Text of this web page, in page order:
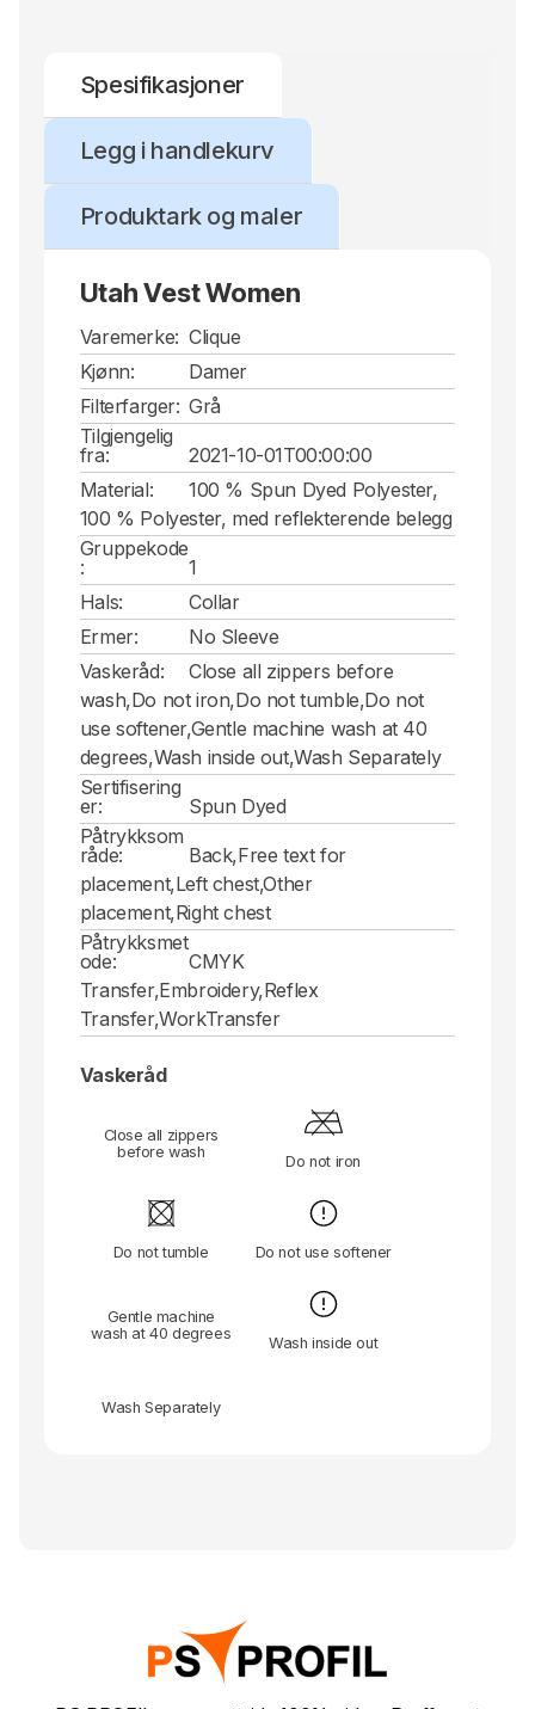
Spesifikasjoner
Legg i handlekurv
Produktark og maler
Utah Vest Women
Varemerke: Clique
Kjønn:
Damer
Filterfarger: Grå
Tilgjengelig
fra:
2021-10-01T00:00:00
Material:
100 % Spun Dyed Polyester,
100 % Polyester, med reflekterende belegg
Gruppekode
:
1
Hals:
Collar
Ermer:
No Sleeve
Vaskeråd:
Close all zippers before
wash,Do not iron,Do not tumble,Do not
use softener,Gentle machine wash at 40
degrees,Wash inside out,Wash Separately
Sertifisering
er:
Spun Dyed
Påtrykksom
råde:
Back,Free text for
placement,Left chest,Other
placement,Right chest
Påtrykksmet
ode:
CMYK
Transfer,Embroidery,Reflex
Transfer,WorkTransfer
Vaskeråd
Close all zippers
before wash
Do not iron
Do not tumble Do not use softener
Gentle machine
wash at 40 degrees
Wash inside out
Wash Separately